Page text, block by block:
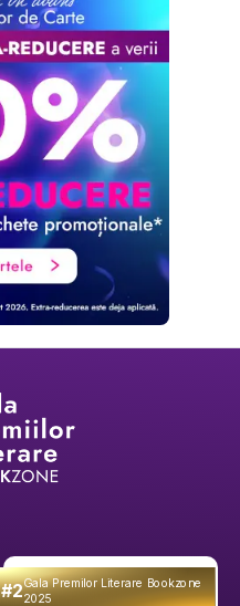
#2Gala Premilor Literare Bookzone
2025